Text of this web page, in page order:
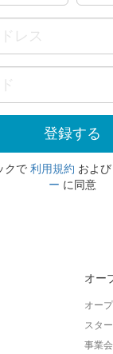
クで 利用規約 および
ー に同意
オー
オー
スタ
事業